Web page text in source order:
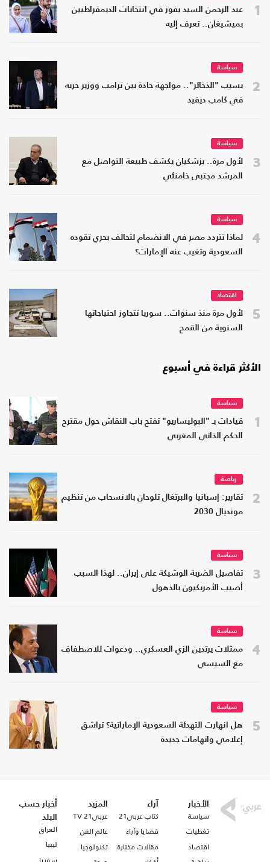
1
عبد الرحمن السيد يفوز في انتخابات الديمقراطيين
بميشيغان.. تعرف إليه
2
سياسة
بسبب "الذخائر".. مواجهة حادة بين ترامب ووزير حربه
في كامب ديفيد
3
سياسة
لأول مرة.. بزشكيان يكشف طبيعة التواصل مع
المرشد مجتبى خامنئي
4
سياسة
لماذا تتردد مصر في الانضمام لتحالف بحري تقوده
السعودية وتغيب عنه الإمارات؟
5
اقتصاد
لأول مرة منذ سنوات.. سوريا تتجاوز احتياجاتها
السنوية من القمح
الأكثر قراءة في أسبوع
1
سياسة
قيادات بـ "البوليساريو" تفتح باب النقاش حول مقترح
الحكم الذاتي المغربي
2
رياضة
تقارير: إسبانيا والبرتغال تلوحان بالانسحاب من تنظيم
مونديال 2030
3
سياسة
تفاصيل الضربة الوشيكة على إيران.. لهذا السبب
أصيب الأمريكيون بالذهول
4
سياسة
ممثلات يرتدين الزي العسكري.. ودعوات للاصطفاف
مع السيسي
5
سياسة
هل انهارت التهدئة السعودية الإماراتية؟ تراشق
إعلامي واتهامات جديدة
الأخبار
سياسة
تغطيات
اقتصاد
آراء
كتاب عربي21
قضايا وآراء
مقالات مختارة
المزيد
عربي21 TV
عالم الفن
تكنولوجيا
أخبار حسب
البلد
العراق
ليبيا